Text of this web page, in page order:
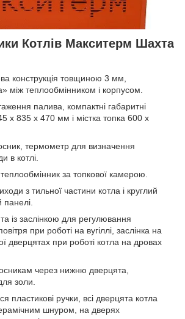
Котлів Макситерм Шахта
конструкція товщиною 3 мм,
між теплообмінником і корпусом.
палива, компактні габаритні
х 835 х 470 мм і містка топка 600 х
термометр для визначення
в котлі.
за топкової камерою.
з тильної частини котла і круглий
панелі.
із заслінкою для регулювання
при роботі на вугіллі, заслінка на
дверцятах при роботі котла на дровах
через нижню дверцята,
золи.
пластикові ручки, всі дверцята котла
шнуром, на дверях